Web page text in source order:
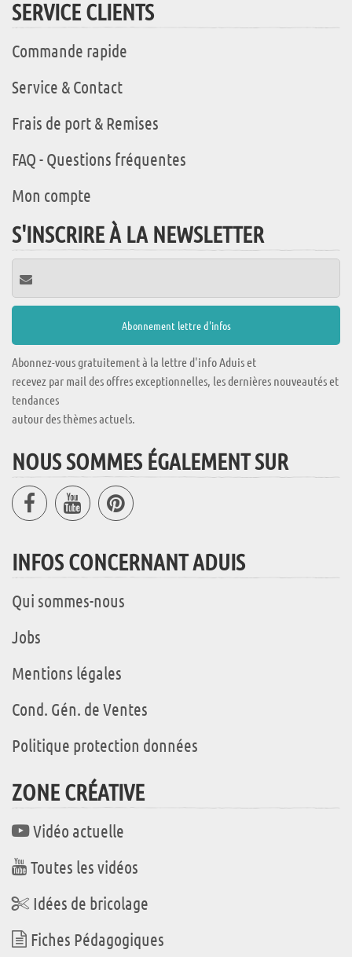
SERVICE CLIENTS
Commande rapide
Service & Contact
Frais de port & Remises
FAQ - Questions fréquentes
Mon compte
S'INSCRIRE À LA NEWSLETTER
Abonnez-vous gratuitement à la lettre d'info Aduis et
recevez par mail des offres exceptionnelles, les dernières nouveautés et
tendances
autour des thèmes actuels.
NOUS SOMMES ÉGALEMENT SUR
INFOS CONCERNANT ADUIS
Qui sommes-nous
Jobs
Mentions légales
Cond. Gén. de Ventes
Politique protection données
ZONE CRÉATIVE
Vidéo actuelle
Toutes les vidéos
Idées de bricolage
Fiches Pédagogiques